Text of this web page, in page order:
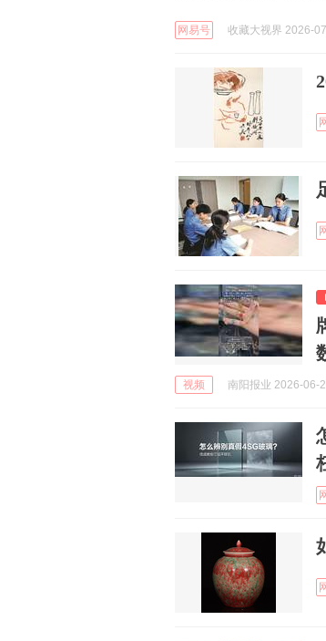
网易号 收藏大视界 2026-
视频 南阳报业 2026-06-